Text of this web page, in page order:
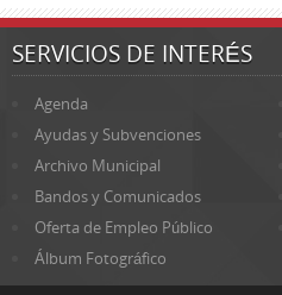
SERVICIOS DE INTERÉS
Agenda
Ayudas y Subvenciones
Archivo Municipal
Bandos y Comunicados
Oferta de Empleo Público
Álbum Fotográfico